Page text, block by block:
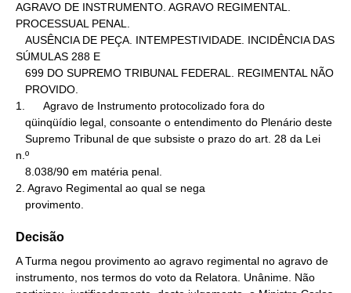
AGRAVO DE INSTRUMENTO. AGRAVO REGIMENTAL.
PROCESSUAL PENAL.
SÚMULAS 288 E
1.      Agravo de Instrumento protocolizado fora do
n.º
2. Agravo Regimental ao qual se nega
   provimento.
Decisão
A Turma negou provimento ao agravo regimental no agravo de
instrumento, nos termos do voto da Relatora. Unânime. Não